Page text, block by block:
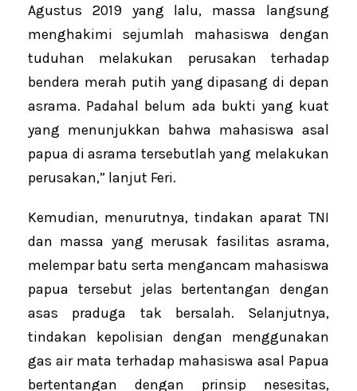
Agustus 2019 yang lalu, massa langsung
menghakimi sejumlah mahasiswa dengan
tuduhan melakukan perusakan terhadap
bendera merah putih yang dipasang di depan
asrama. Padahal belum ada bukti yang kuat
yang menunjukkan bahwa mahasiswa asal
papua di asrama tersebutlah yang melakukan
perusakan,” lanjut Feri.
Kemudian, menurutnya, tindakan aparat TNI
dan massa yang merusak fasilitas asrama,
melempar batu serta mengancam mahasiswa
papua tersebut jelas bertentangan dengan
asas praduga tak bersalah. Selanjutnya,
tindakan kepolisian dengan menggunakan
gas air mata terhadap mahasiswa asal Papua
bertentangan dengan prinsip nesesitas,